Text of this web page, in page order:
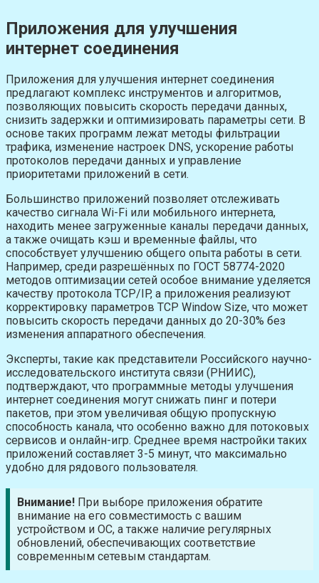
Приложения для улучшения
интернет соединения
Приложения для улучшения интернет соединения
предлагают комплекс инструментов и алгоритмов,
позволяющих повысить скорость передачи данных,
снизить задержки и оптимизировать параметры сети. В
основе таких программ лежат методы фильтрации
трафика, изменение настроек DNS, ускорение работы
протоколов передачи данных и управление
приоритетами приложений в сети.
Большинство приложений позволяет отслеживать
качество сигнала Wi-Fi или мобильного интернета,
находить менее загруженные каналы передачи данных,
а также очищать кэш и временные файлы, что
способствует улучшению общего опыта работы в сети.
Например, среди разрешённых по ГОСТ 58774-2020
методов оптимизации сетей особое внимание уделяется
качеству протокола TCP/IP, а приложения реализуют
корректировку параметров TCP Window Size, что может
повысить скорость передачи данных до 20-30% без
изменения аппаратного обеспечения.
Эксперты, такие как представители Российского научно-
исследовательского института связи (РНИИС),
подтверждают, что программные методы улучшения
интернет соединения могут снижать пинг и потери
пакетов, при этом увеличивая общую пропускную
способность канала, что особенно важно для потоковых
сервисов и онлайн-игр. Среднее время настройки таких
приложений составляет 3-5 минут, что максимально
удобно для рядового пользователя.
Внимание! При выборе приложения обратите
внимание на его совместимость с вашим
устройством и ОС, а также наличие регулярных
обновлений, обеспечивающих соответствие
современным сетевым стандартам.